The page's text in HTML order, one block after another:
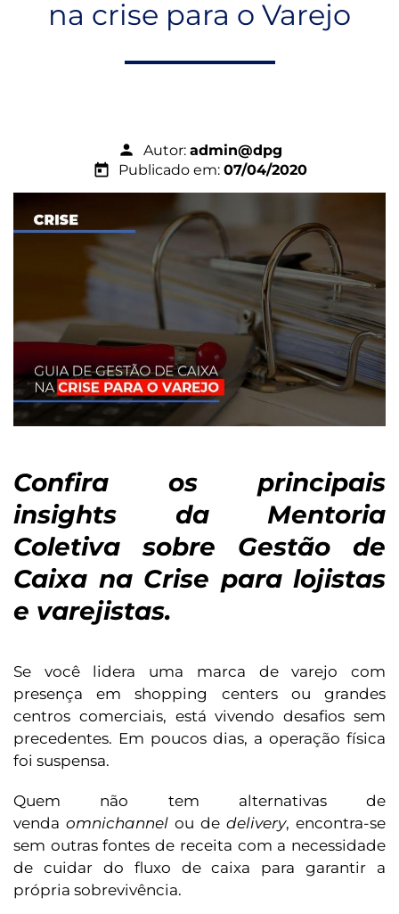
na crise para o Varejo
person Autor: admin@dpg
today Publicado em: 07/04/2020
Confira os principais
insights da Mentoria
Coletiva sobre Gestão de
Caixa na Crise para lojistas
e varejistas.
Se você lidera uma marca de varejo com
presença em shopping centers ou grandes
centros comerciais, está vivendo desafios sem
precedentes. Em poucos dias, a operação física
foi suspensa.
Quem não tem alternativas de
venda omnichannel ou de delivery, encontra-se
sem outras fontes de receita com a necessidade
de cuidar do fluxo de caixa para garantir a
própria sobrevivência.